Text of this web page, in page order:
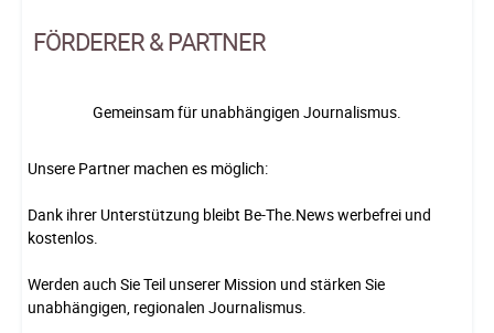
FÖRDERER & PARTNER
Gemeinsam für unabhängigen Journalismus.
Unsere Partner machen es möglich:
Dank ihrer Unterstützung bleibt Be-The.News werbefrei und
kostenlos.
Werden auch Sie Teil unserer Mission und stärken Sie
unabhängigen, regionalen Journalismus.